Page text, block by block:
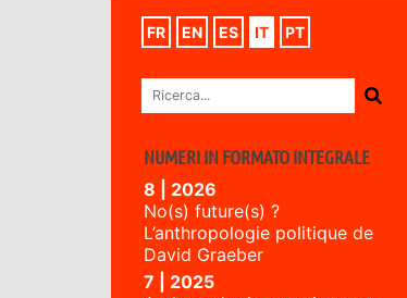
FR EN ES IT PT
NUMERI IN FORMATO INTEGRALE
8 | 2026
No(s) future(s) ?
L’anthropologie politique de
David Graeber
7 | 2025